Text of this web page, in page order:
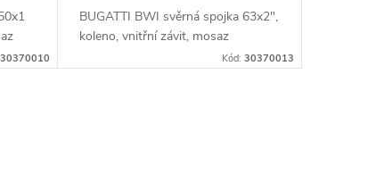
30370010
BUGATTI BWI svěrná spojka 63x2",
koleno, vnitřní závit, mosaz
Kód: 30370013